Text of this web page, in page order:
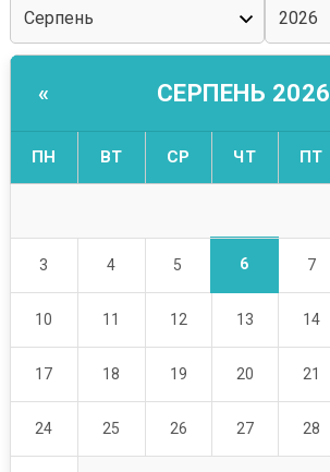
« СЕРПЕНЬ 2026
ПН ВТ СР ЧТ ПТ
3 4 5 6 7
10 11 12 13 14
17 18 19 20 21
24 25 26 27 28